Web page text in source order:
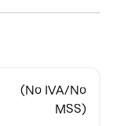
(No IVA/No
MSS)